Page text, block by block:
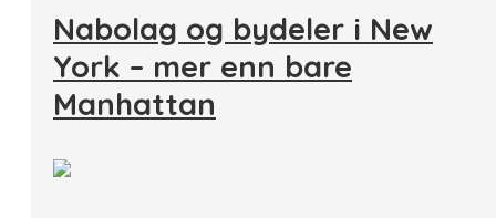
Nabolag og bydeler i New
York – mer enn bare
Manhattan